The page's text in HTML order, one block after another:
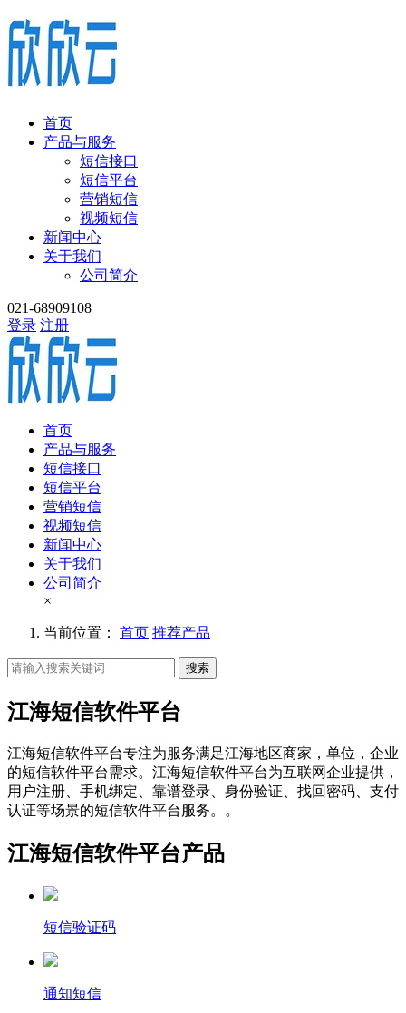
首页
产品与服务
短信接口
短信平台
营销短信
视频短信
新闻中心
关于我们
公司简介
021-68909108
登录 注册
首页
产品与服务
短信接口
短信平台
营销短信
视频短信
新闻中心
关于我们
公司简介
×
当前位置： 首页 推荐产品
搜索
江海短信软件平台
江海短信软件平台专注为服务满足江海地区商家，单位，企业
的短信软件平台需求。江海短信软件平台为互联网企业提供，
用户注册、手机绑定、靠谱登录、身份验证、找回密码、支付
认证等场景的短信软件平台服务。。
江海短信软件平台产品
短信验证码
通知短信